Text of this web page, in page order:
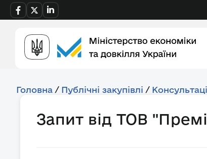
Головна / Публічні закупівлі /
Запит від ТОВ